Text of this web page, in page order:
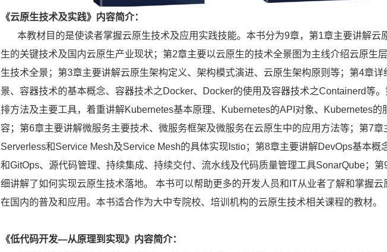
《云原生技术及实践》内容简介：
本教材目的是使读者掌握云原生技术及应用实践技能。本书分为9章，第1章主要讲解云
生的关键技术及国内云原生产业现状；第2章主要以云原生的技术全景图为主线介绍云原生
生技术全景；第3章主要讲解云原生架构定义、架构模式演进、云原生架构原则等；第4章详
景、容器技术的基本概念、容器技术之 Docker、 Docker的使用及容器技术之Containerd等。
排方法及主要工具，着重讲解Kubernetes基本原理、 Kubernetes的API 对象、 Kubernetes的
容；第6章主要讲解微服务主要技术、微服务框架及微服务在云原生中的应用方法等；第7章
Serverless和Service Mesh及Service Mesh的具体实现 Istio；第8章主要讲解DevOps基本概
和GitOps、源代码管理、持续集成、持续交付、流水线及代码质量管理工具SonarQube；第
细讲解了如何实现云原生技术落地。 本书可以帮助更多的开发人员和 IT从业者了解和掌握
在国内的普及和应用。本书适合作为大中专院校、培训机构的云原生技术相关课程的教材。
《低代码开发—从原理到实现》内容简介：